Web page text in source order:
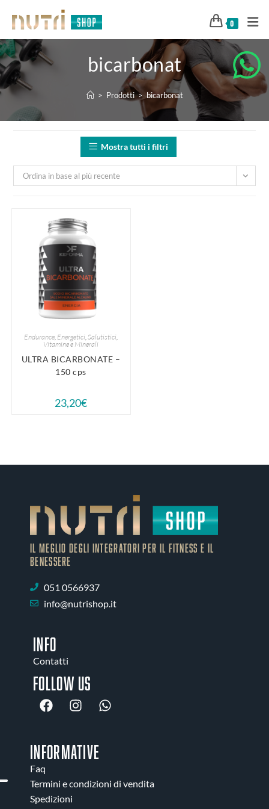
0
bicarbonat
> Prodotti > bicarbonat
Mostra tutti i filtri
Ordina in base al più recente
Endurance, Energetici,Salutistici,
Vitamine e Minerali
ULTRA BICARBONATE –
150 cps
23,20€
IL MEGLIO DEGLI Integratori PER IL FITNESS E IL
BENESSERE
051 0566937
info@nutrishop.it
INFO
Contatti
Follow us
INFORMATIVE
Faq
Termini e condizioni di vendita
Spedizioni